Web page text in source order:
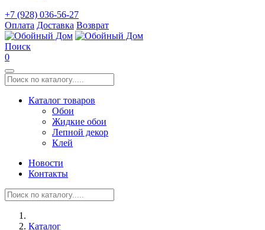
+7 (928) 036-56-27
Оплата Доставка Возврат
Поиск
0
Каталог товаров
Обои
Жидкие обои
Лепной декор
Клей
Новости
Контакты
Каталог